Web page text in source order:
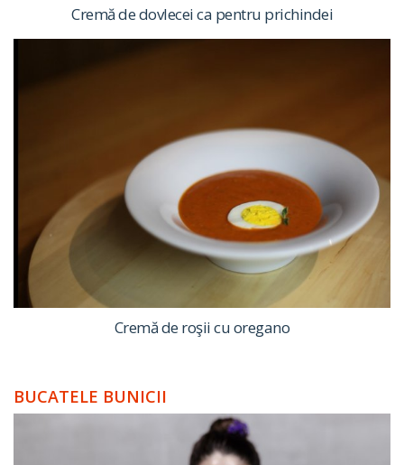
Cremă de dovlecei ca pentru prichindei
Cremă de roşii cu oregano
BUCATELE BUNICII